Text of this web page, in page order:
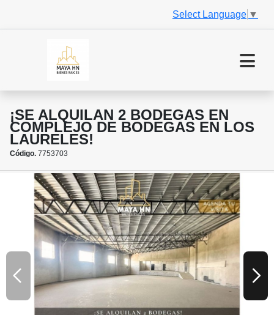
Select Language ▼
¡SE ALQUILAN 2 BODEGAS EN
COMPLEJO DE BODEGAS EN LOS
LAURELES!
Código. 7753703